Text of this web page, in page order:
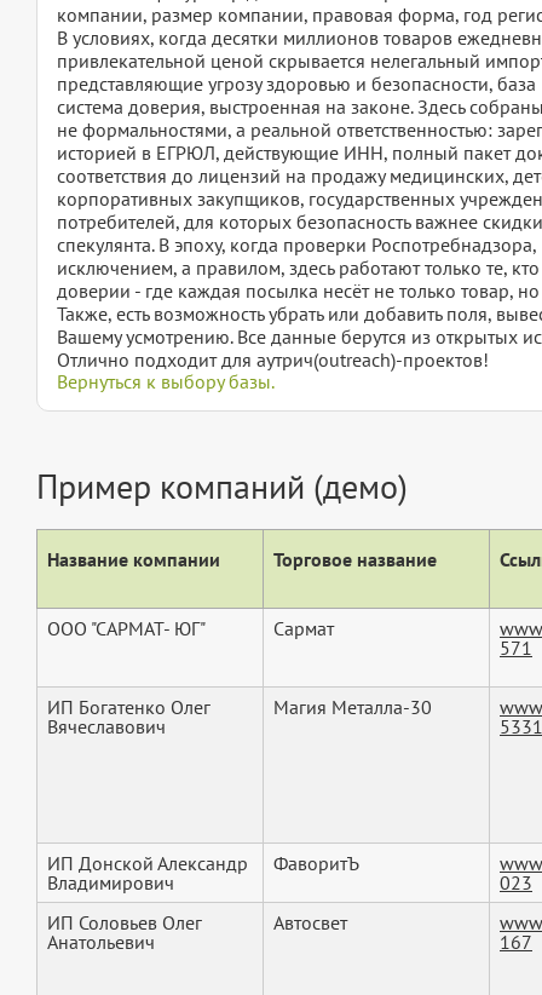
компании, размер компании, правовая форма, год
В условиях, когда десятки миллионов товаров
привлекательной ценой скрывается нелегальный
представляющие угрозу здоровью и безопасности,
система доверия, выстроенная на законе. Здесь
не формальностями, а реальной ответственностью:
историей в ЕГРЮЛ, действующие ИНН, полный пакет
соответствия до лицензий на продажу медицинских,
корпоративных закупщиков, государственных
потребителей, для которых безопасность важнее
спекулянта. В эпоху, когда проверки
исключением, а правилом, здесь работают только те,
доверии - где каждая посылка несёт не только товар,
Также, есть возможность убрать или добавить поля,
Вашему усмотрению. Все данные берутся из открытых
Отлично подходит для аутрич(outreach)-проектов!
Вернуться к выбору базы.
Пример компаний (демо)
Название компании Торговое название
ООО "САРМАТ- ЮГ" Сармат
571
ИП Богатенко Олег
Вячеславович
Магия Металла-30
5331
ИП Донской Александр
Владимирович
ФаворитЪ
023
ИП Соловьев Олег
Анатольевич
Автосвет
167